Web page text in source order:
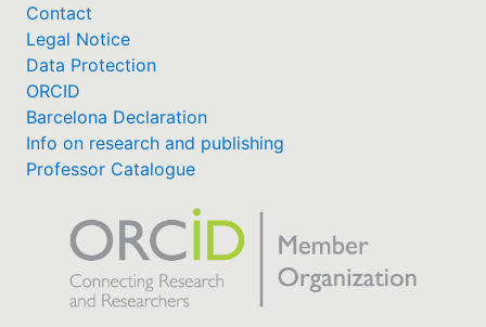
Contact
Legal Notice
Data Protection
ORCID
Barcelona Declaration
Info on research and publishing
Professor Catalogue